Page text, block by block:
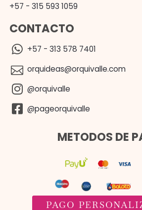
+57 - 315 593 1059
CONTACTO
+57 - 313 578 7401
orquideas@orquivalle.com
@orquivalle
@pageorquivalle
METODOS DE
PAGO